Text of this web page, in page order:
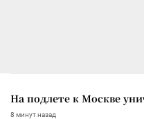
На подлете к Москве
8 минут назад